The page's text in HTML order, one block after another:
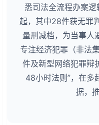
悉司法全流程办案
起，其中28件获无罪
量刑减档，为当事人
专注经济犯罪（非法
件及新型网络犯罪辩
48小时法则”，在多
据，